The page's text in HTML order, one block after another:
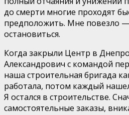
до смерти многие проходят
предположить. Мне повезло
остановиться.
Когда закрыли Центр в
Александрович с командой
наша строительная бригада
работала, потом каждый
Я остался в строительстве.
самостоятельные заказы,